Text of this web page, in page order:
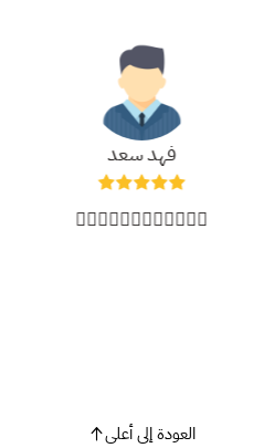
فهد سعد
🙆🏻‍♂️🙆🏻‍♂️🙆🏻‍♂️🙆🏻‍♂️
العودة إلى أعلى